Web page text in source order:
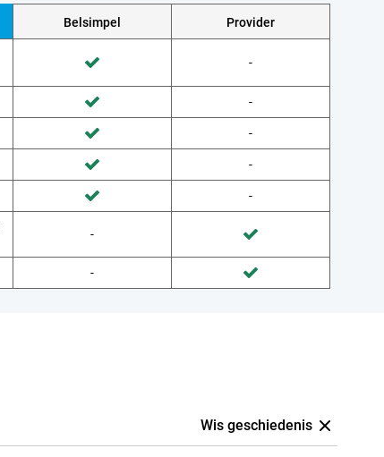
Belsimpel Provider
Wordt gedaan door Belsimpel Wordt niet gedaan door Provider
-
Wordt gedaan door Belsimpel Wordt niet gedaan door Provider
-
Wordt gedaan door Belsimpel Wordt niet gedaan door Provider
-
Wordt gedaan door Belsimpel Wordt niet gedaan door Provider
-
Wordt gedaan door Belsimpel Wordt niet gedaan door Provider
-
Wordt niet gedaan door Belsimpel
- Wordt gedaan door Provider
Wordt niet gedaan door Belsimpel
- Wordt gedaan door Provider
Wis geschiedenis